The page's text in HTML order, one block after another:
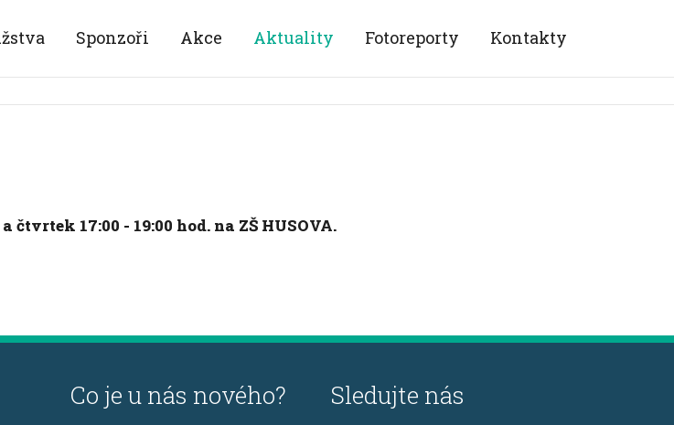
Sponzoři Akce Aktuality Fotoreporty Kontakty
17:00 - 19:00 hod. na ZŠ HUSOVA.
Co je u nás nového? Sledujte nás